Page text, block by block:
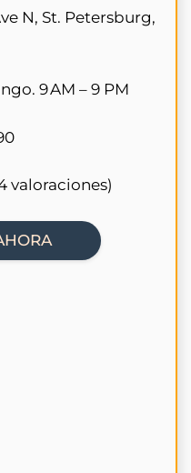
N, St. Petersburg,
9 AM – 9 PM
valoraciones)